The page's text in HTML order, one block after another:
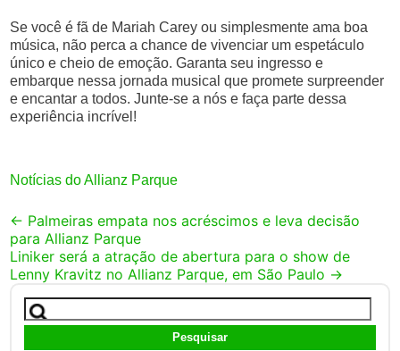
Se você é fã de Mariah Carey ou simplesmente ama boa
música, não perca a chance de vivenciar um espetáculo
único e cheio de emoção. Garanta seu ingresso e
embarque nessa jornada musical que promete surpreender
e encantar a todos. Junte-se a nós e faça parte dessa
experiência incrível!
Notícias do Allianz Parque
Post
navigation
← Palmeiras empata nos acréscimos e leva decisão
para Allianz Parque
Liniker será a atração de abertura para o show de
Lenny Kravitz no Allianz Parque, em São Paulo →
Pesquisar
por: